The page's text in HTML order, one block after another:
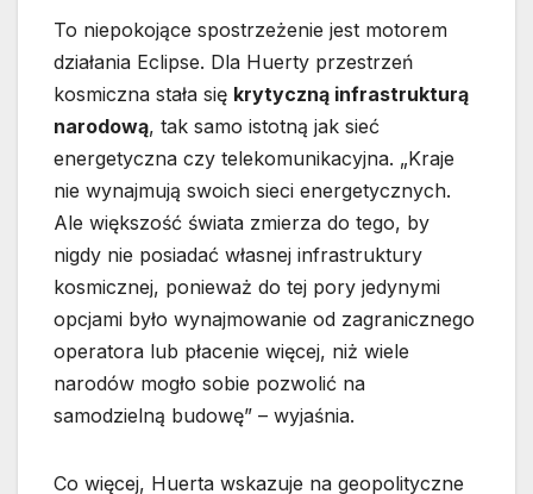
To niepokojące spostrzeżenie jest motorem
działania Eclipse. Dla Huerty przestrzeń
kosmiczna stała się krytyczną infrastrukturą
narodową, tak samo istotną jak sieć
energetyczna czy telekomunikacyjna. „Kraje
nie wynajmują swoich sieci energetycznych.
Ale większość świata zmierza do tego, by
nigdy nie posiadać własnej infrastruktury
kosmicznej, ponieważ do tej pory jedynymi
opcjami było wynajmowanie od zagranicznego
operatora lub płacenie więcej, niż wiele
narodów mogło sobie pozwolić na
samodzielną budowę” – wyjaśnia.
Co więcej, Huerta wskazuje na geopolityczne